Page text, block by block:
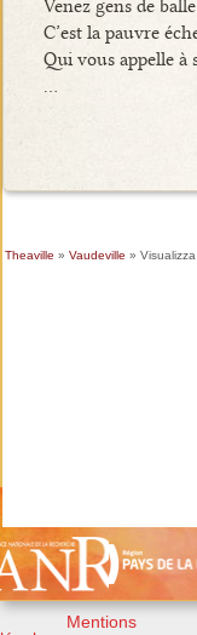
Venez gens de
C’est la pauvre
Qui vous appelle à
…
Theaville » Vaudeville » Visualizza
Mentions